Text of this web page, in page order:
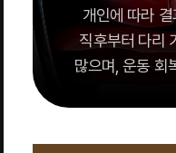
개인에 따라
직후부터 다리
많으며, 운동 회